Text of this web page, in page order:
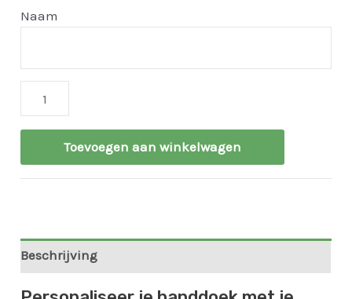
Naam
Toevoegen aan winkelwagen
Beschrijving